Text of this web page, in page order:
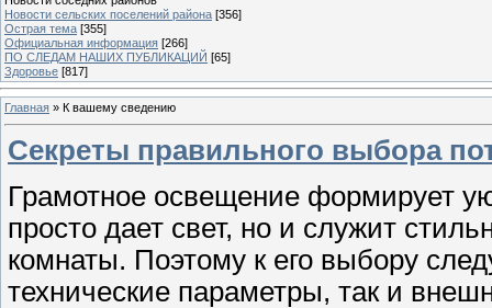
Новости сельских поселений района [356]
Острая тема [355]
Официальная информация [266]
ПО СЛЕДАМ НАШИХ ПУБЛИКАЦИЙ [65]
Здоровье [817]
Главная » К вашему сведению
Секреты правильного выбора
Грамотное освещение формирует
просто дает свет, но и служит
комнаты. Поэтому к его выбору
технические параметры, так и